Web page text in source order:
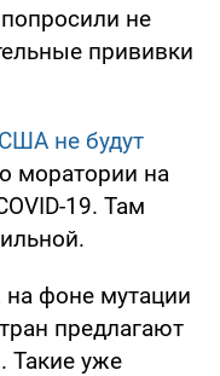
не
прививки
не будут
о моратории на
19. Там
на фоне мутации
предлагают
Такие уже